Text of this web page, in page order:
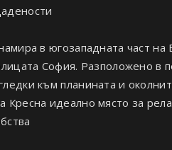
в югозападната част
София. Разположено в
към планината и
Кресна идеално място за